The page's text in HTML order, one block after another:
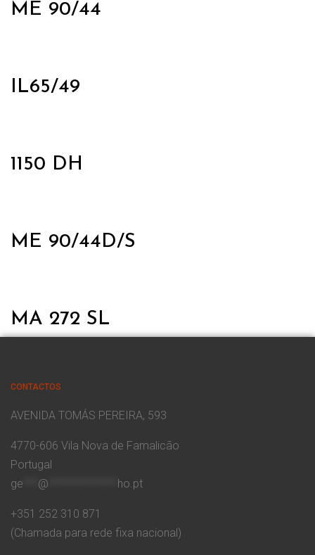
ME 90/44
IL65/49
1150 DH
ME 90/44D/S
MA 272 SL
CONTACTOS
AVENIDA TOMÁS PEREIRA, 593
4770-606 Vila Nova de Famalicão
Portugal
ge
@ ho.pt
+351 252 310 871
(Chamada para rede fixa nacional)